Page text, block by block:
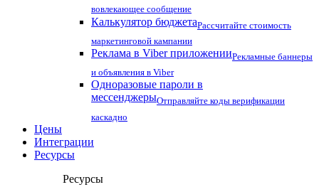
вовлекающее сообщение
Калькулятор бюджетаРассчитайте стоимость
маркетинговой кампании
Реклама в Viber приложенииРекламные баннеры
и объявления в Viber
Одноразовые пароли в
мессенджерыОтправляйте коды верификации
каскадно
Цены
Интеграции
Ресурсы
Ресурсы